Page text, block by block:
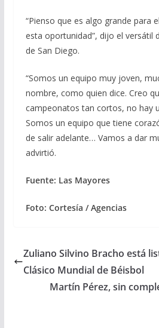
“Pienso que es algo grande para
esta oportunidad”, dijo el versátil
de San Diego.
“Somos un equipo muy joven,
nombre, como quien dice. Creo
campeonatos tan cortos, no hay
Somos un equipo que tiene
de salir adelante… Vamos a dar
advirtió.
Fuente: Las Mayores
Foto: Cortesía / Agencias
Zuliano Silvino Bracho está
Clásico Mundial de Béisbol
Martín Pérez, sin